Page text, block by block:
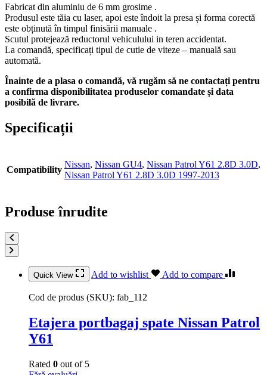
Fabricat din aluminiu de 6 mm grosime .
Produsul este tăia cu laser, apoi este îndoit la presa și forma corectă
este obținută în timpul finisării manuale .
Scutul protejează reductorul vehiculului in teren accidentat.
La comandă, specificați tipul de cutie de viteze – manuală sau
automată.
Înainte de a plasa o comandă, vă rugăm să ne contactați pentru
a confirma disponibilitatea produselor comandate și data
posibilă de livrare.
Specificații
Compatibility
Nissan, Nissan GU4, Nissan Patrol Y61 2.8D 3.0D,
Nissan Patrol Y61 2.8D 3.0D 1997-2013
Produse înrudite
Quick View Add to wishlist Add to compare
Cod de produs (SKU): fab_112
Etajera portbagaj spate Nissan Patrol
Y61
Rated 0 out of 5